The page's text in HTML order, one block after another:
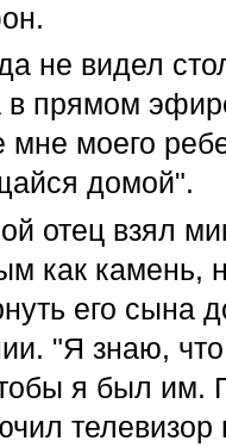
не видел
прямом
мне моего
домой".
отец взял
как камень,
его сына
"Я знаю,
я был им.
телевизор